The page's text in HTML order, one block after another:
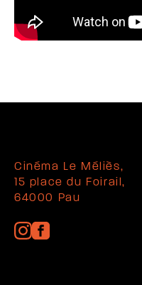
Cinéma Le Méliès,
15 place du Foirail,
64000 Pau